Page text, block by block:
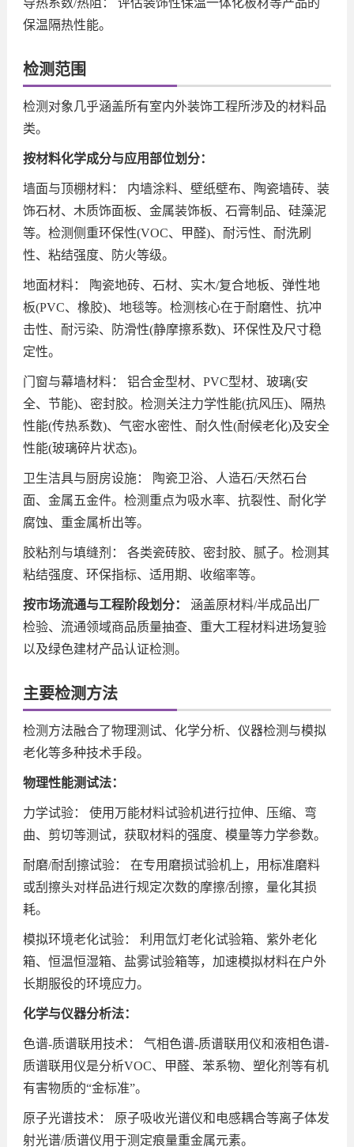
导热系数/热阻： 评估装饰性保温一体化板材等产品的
保温隔热性能。
检测范围
检测对象几乎涵盖所有室内外装饰工程所涉及的材料品
类。
按材料化学成分与应用部位划分：
墙面与顶棚材料： 内墙涂料、壁纸壁布、陶瓷墙砖、装
饰石材、木质饰面板、金属装饰板、石膏制品、硅藻泥
等。检测侧重环保性(VOC、甲醛)、耐污性、耐洗刷
性、粘结强度、防火等级。
地面材料： 陶瓷地砖、石材、实木/复合地板、弹性地
板(PVC、橡胶)、地毯等。检测核心在于耐磨性、抗冲
击性、耐污染、防滑性(静摩擦系数)、环保性及尺寸稳
定性。
门窗与幕墙材料： 铝合金型材、PVC型材、玻璃(安
全、节能)、密封胶。检测关注力学性能(抗风压)、隔热
性能(传热系数)、气密水密性、耐久性(耐候老化)及安全
性能(玻璃碎片状态)。
卫生洁具与厨房设施： 陶瓷卫浴、人造石/天然石台
面、金属五金件。检测重点为吸水率、抗裂性、耐化学
腐蚀、重金属析出等。
胶粘剂与填缝剂： 各类瓷砖胶、密封胶、腻子。检测其
粘结强度、环保指标、适用期、收缩率等。
按市场流通与工程阶段划分：
涵盖原材料/半成品出厂
检验、流通领域商品质量抽查、重大工程材料进场复验
以及绿色建材产品认证检测。
主要检测方法
检测方法融合了物理测试、化学分析、仪器检测与模拟
老化等多种技术手段。
物理性能测试法：
力学试验： 使用万能材料试验机进行拉伸、压缩、弯
曲、剪切等测试，获取材料的强度、模量等力学参数。
耐磨/耐刮擦试验： 在专用磨损试验机上，用标准磨料
或刮擦头对样品进行规定次数的摩擦/刮擦，量化其损
耗。
模拟环境老化试验： 利用氙灯老化试验箱、紫外老化
箱、恒温恒湿箱、盐雾试验箱等，加速模拟材料在户外
长期服役的环境应力。
化学与仪器分析法：
色谱-质谱联用技术： 气相色谱-质谱联用仪和液相色谱-
质谱联用仪是分析VOC、甲醛、苯系物、塑化剂等有机
有害物质的“金标准”。
原子光谱技术： 原子吸收光谱仪和电感耦合等离子体发
射光谱/质谱仪用于测定痕量重金属元素。